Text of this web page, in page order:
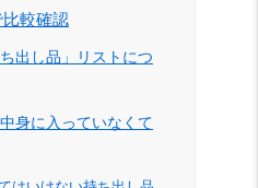
較確認
ち出し品」リストにつ
身に入っていなくて